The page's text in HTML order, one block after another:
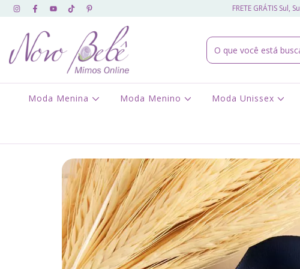
FRETE GRÁTIS
Moda Menina Moda Menino Moda Unissex